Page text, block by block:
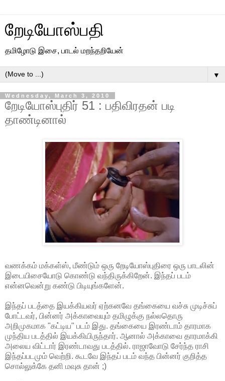
றேடியோஸ்பதி
தமிழோடு இசை, பாடல் மறந்தறியேன்
▼
Wednesday, March 3, 2010
றேடியோஸ்புதிர் 51 : பதிவிரதன் படி
தாண்டினால்
வணக்கம் மக்கள்ஸ், மீண்டும் ஒரு றேடியோஸ்புதிரை ஒரு பாடலின்
இடையிசையோடு கொண்டு வந்திருக்கிறேன். இந்தப் படம்
என்னவென்று கண்டு பிடியுங்களேன்.
இந்தப் படத்தை இயக்கியவர் ஏற்கனவே தங்கையை வச்சு முடிச்சுப்
போட்டவர், பின்னர் அக்காவையும் தமிழுக்கு நல்லதொரு
அறிமுகமாக "கட்டிய" படம் இது. தங்கையை இரண்டாம் தாரமாக
முந்திய படத்தில் இயக்கியிருந்தார். ஆனால் அக்காவை தாரமாக்கி
அலைய விட்டார் இரண்டாவது படத்தில். ராஜாவோடு சேர்ந்த ராசி
இந்தப்படமும் வெற்றி. கூடவே இந்தப் படம் வந்த பின்னர் குறித்த
சொல்லுக்கே தனி மவுசு தான் ;)